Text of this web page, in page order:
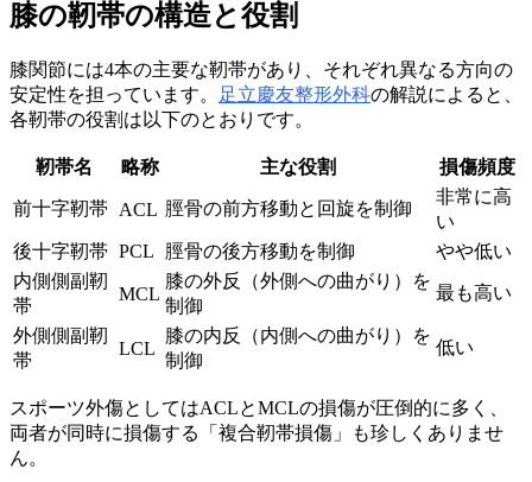
膝の靭帯の構造と役割
膝関節には4本の主要な靭帯があり、それぞれ異なる方向の
安定性を担っています。
足立慶友整形外科の解説によると、
各靭帯の役割は以下のとおりです。
靭帯名 略称 主な役割 損傷頻度
前十字靭帯 ACL 脛骨の前方移動と回旋を制御
非常に高
い
後十字靭帯 PCL 脛骨の後方移動を制御
やや低い
内側側副靭
帯
MCL
膝の外反（外側への曲がり）を
制御
最も高い
外側側副靭
帯
LCL
膝の内反（内側への曲がり）を
制御
低い
スポーツ外傷としてはACLとMCLの損傷が圧倒的に多く、
両者が同時に損傷する「複合靭帯損傷」も珍しくありませ
ん。